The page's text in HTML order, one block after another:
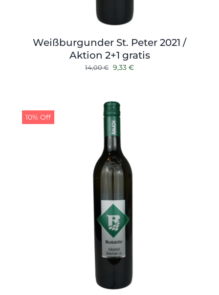
Weißburgunder St. Peter 2021 /
Aktion 2+1 gratis
14,00€ Ursprünglicher
14,00 €
9,33 €Aktueller
10% Off